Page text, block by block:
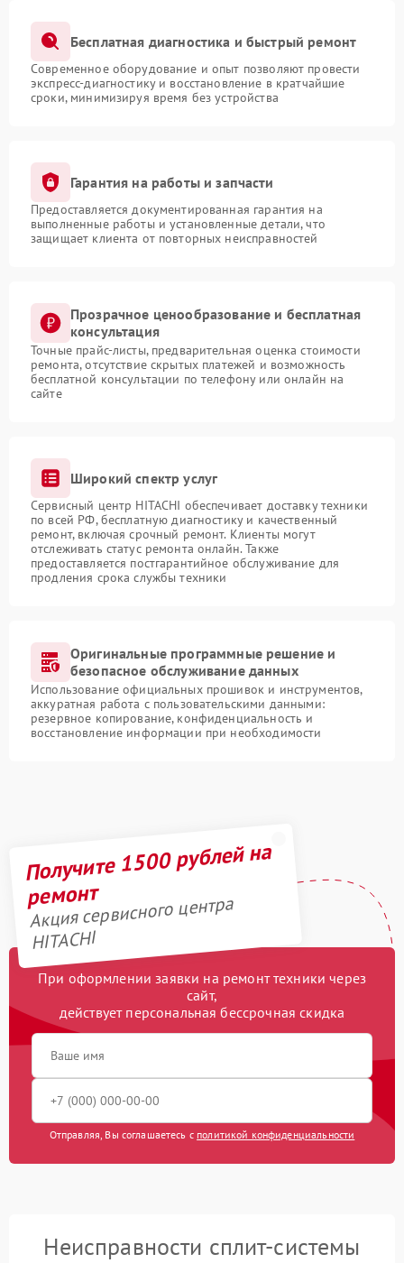
Бесплатная диагностика и быстрый ремонт
Современное оборудование и опыт позволяют провести
экспресс-диагностику и восстановление в кратчайшие
сроки, минимизируя время без устройства
Гарантия на работы и запчасти
Предоставляется документированная гарантия на
выполненные работы и установленные детали, что
защищает клиента от повторных неисправностей
Прозрачное ценообразование и бесплатная
консультация
Точные прайс-листы, предварительная оценка стоимости
ремонта, отсутствие скрытых платежей и возможность
бесплатной консультации по телефону или онлайн на
сайте
Широкий спектр услуг
Сервисный центр HITACHI обеспечивает доставку техники
по всей РФ, бесплатную диагностику и качественный
ремонт, включая срочный ремонт. Клиенты могут
отслеживать статус ремонта онлайн. Также
предоставляется постгарантийное обслуживание для
продления срока службы техники
Оригинальные программные решение и
безопасное обслуживание данных
Использование официальных прошивок и инструментов,
аккуратная работа с пользовательскими данными:
резервное копирование, конфиденциальность и
восстановление информации при необходимости
Получите 1500 рублей на
ремонт
Акция сервисного центра
HITACHI
При оформлении заявки на ремонт техники через
сайт,
действует персональная бессрочная скидка
Отправляя, Вы соглашаетесь с политикой конфиденциальности
Неисправности сплит-системы